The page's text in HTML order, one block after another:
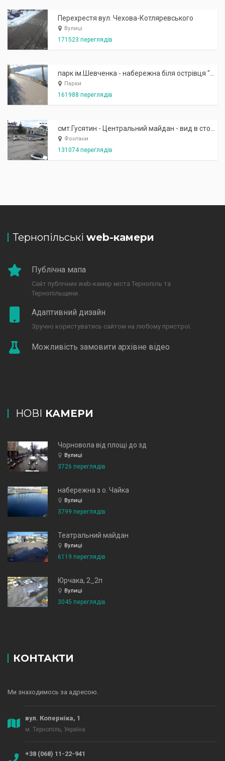
Перехрестя вул. Чехова-Котляревського
Вулиці
171523 переглядів
Парки
161988 переглядів
Фонтани
131074 переглядів
Тернопільські web-камери
Публічна мапа
Сайт публічних web-камер міста Тернопіль та
Тернопільщини.
Адаптивний дизайн
Зручно користуватись сайтом на любому пристрої.
Можливість замовити архівне відео
НОВІ КАМЕРИ
Чорновола від площі до зд
Вулиці
3726 переглядів
набережна з о. Чайка
Вулиці
3799 переглядів
Театральний майдан
Вулиці
6119 переглядів
Юрчака, 2_2п
Вулиці
3045 переглядів
КОНТАКТИ
Ми знаходимось за адресою.
вул. Коперніка, 1
м. Тернопіль, Україна
+38 (068) 11-22-941